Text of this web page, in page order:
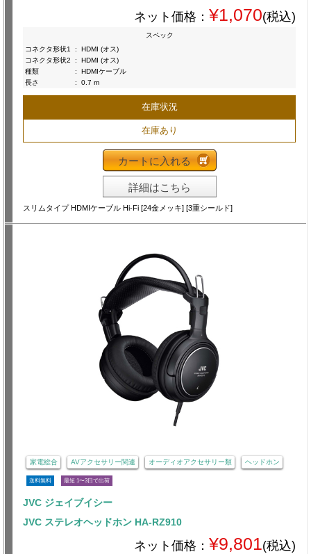
ネット価格： ¥1,070(税込)
スペック
コネクタ形状1
:
HDMI (オス)
コネクタ形状2
:
HDMI (オス)
種類
:
HDMIケーブル
長さ
: 0.7 m
在庫状況
在庫あり
カートに入れる
詳細はこちら
スリムタイプ HDMIケーブル Hi-Fi [24金メッキ] [3重シールド]
家電総合 AVアクセサリー関連 オーディオアクセサリー類 ヘッドホン
送料無料 最短 1〜3日で出荷
JVC ジェイブイシー
JVC ステレオヘッドホン HA-RZ910
ネット価格： ¥9,801(税込)